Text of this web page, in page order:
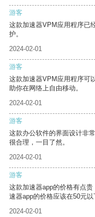
游客
这款加速器VPM应用程序已
护。
2024-02-01
游客
这款加速器VPM应用程序可
助你在网络上自由移动。
2024-02-01
游客
这款办公软件的界面设计非
很合理，一目了然。
2024-02-01
游客
这款加速器app的价格有点
速器app的价格应该在50元以
2024-02-01